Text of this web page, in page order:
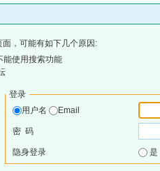
，可能有如下几个原因:
能使用搜索功能
登录
用户名
Email
密 码
隐身登录